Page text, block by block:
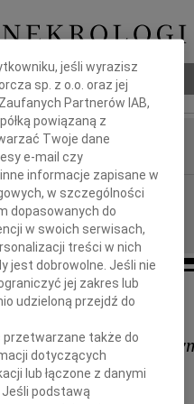
Pani
Rusak i Jej
współczucia i słowa otuchy
jeśli wyrazisz
sp. z o.o. oraz jej
] Zaufanych Partnerów IAB,
powiązaną z
Twoje dane
e-mail czy
informacje zapisane w
w szczególności
dopasowanych do
w swoich serwisach,
treści w nich
jest dobrowolne. Jeśli nie
jej zakres lub
udzieloną przejdź do
przetwarzane także do
dotyczących
lub łączone z danymi
Jeśli podstawą